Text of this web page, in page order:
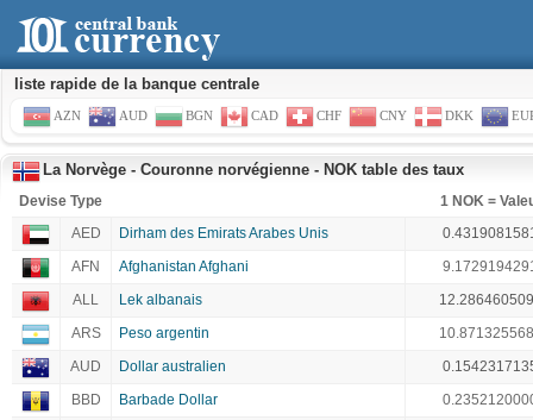
liste rapide de la banque centrale
AZN AUD BGN CAD CHF CNY DKK
La Norvège - Couronne norvégienne - NOK table des taux
Devise Type
1 NOK =
AED
Dirham des Emirats Arabes Unis
AFN
Afghanistan Afghani
ALL
Lek albanais
ARS
Peso argentin
AUD
Dollar australien
BBD
Barbade Dollar